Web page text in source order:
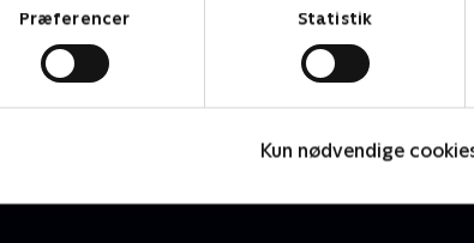
Præferencer Statistik
Kun nødvendige